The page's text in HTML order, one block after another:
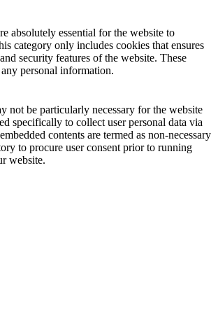
absolutely essential for the website to
category only includes cookies that ensures
security features of the website. These
personal information.
not be particularly necessary for the website
specifically to collect user personal data via
contents are termed as non-necessary
to procure user consent prior to running
website.